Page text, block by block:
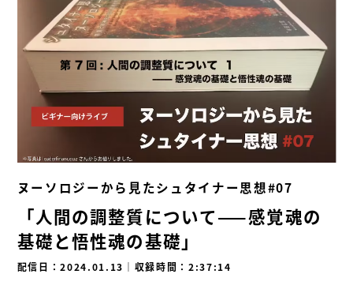
ヌーソロジーから見たシュタイナー思想#07
「人間の調整質について——感覚魂の
基礎と悟性魂の基礎」
配信日：2024.01.13 ｜ 収録時間：2:37:14